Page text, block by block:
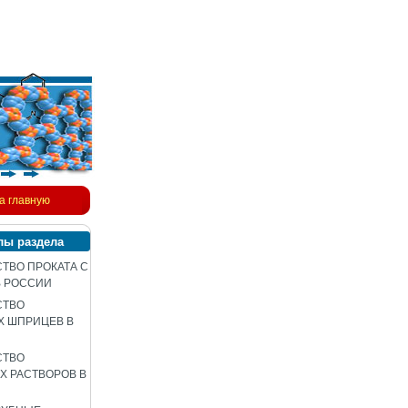
главную
раздела
ПРОКАТА С
РОССИИ
ШПРИЦЕВ В
РАСТВОРОВ В